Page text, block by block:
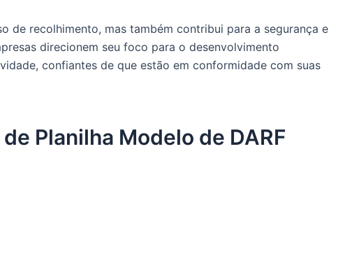
de recolhimento, mas também contribui para a segurança e
direcionem seu foco para o desenvolvimento
confiantes de que estão em conformidade com suas
Planilha Modelo de DARF